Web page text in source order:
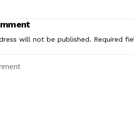
will not be published. Required